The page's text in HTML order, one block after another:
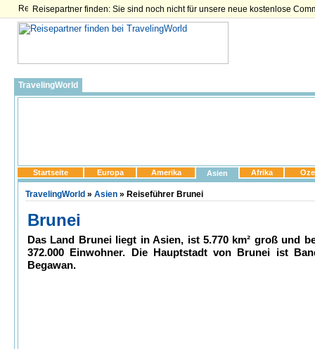
Reisepartner finden: Sie sind noch nicht für unsere neue kostenlose
TravelingWorld
Startseite Europa Amerika Asien Afrika
TravelingWorld » Asien » Reiseführer Brunei
Brunei
Das Land Brunei liegt in Asien, ist 5.770 km² groß und
372.000 Einwohner. Die Hauptstadt von Brunei ist
Begawan.